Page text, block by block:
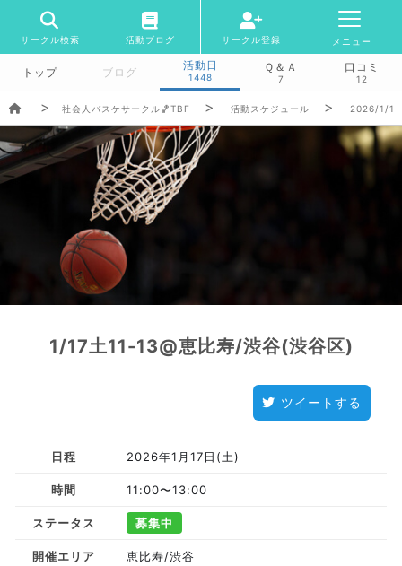
サークル検索 活動ブログ サークル登録 メニュー
トップ ブログ
活動日
1448
Ｑ＆Ａ
7
口コミ
12
社会人バスケサークル🏀TBF 活動スケジュール 2026/1/
1/17土11-13@恵比寿/渋谷(渋谷区)
ツイートする
日程 2026年1月17日(土)
時間 11:00〜13:00
ステータス 募集中
開催エリア 恵比寿/渋谷